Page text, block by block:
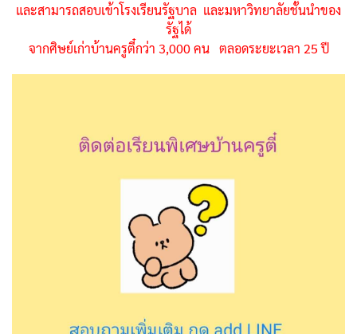
และสามารถสอบเข้าโรงเรียนรัฐบาล และมหาวิทยาลัยชั้นนำของ
รัฐได้
จากศิษย์เก่าบ้านครูตี๋กว่า 3,000 คน ตลอดระยะเวลา 25 ปี